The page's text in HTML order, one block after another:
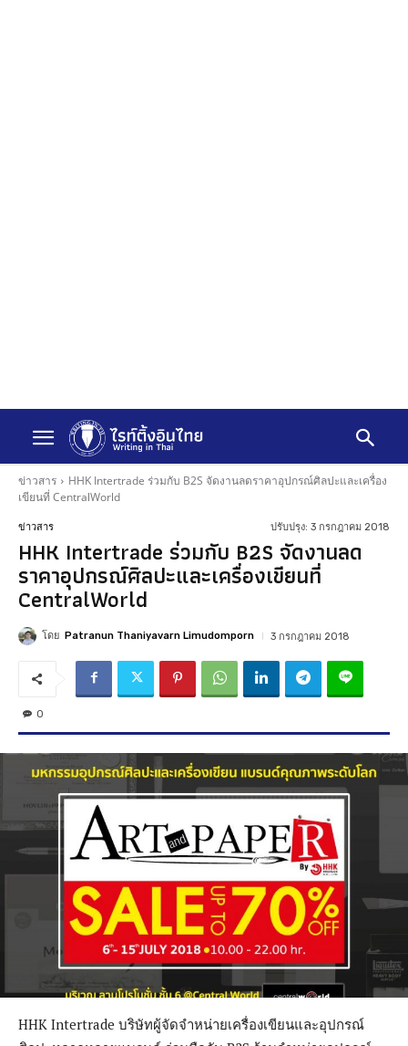
ข่าวสาร
HHK Intertrade ร่วมกับ B2S จัดงานลดราคาอุปกรณ์ศิลปะและเครื่อง
เขียนที่ CentralWorld
ข่าวสาร ปรับปรุง: 3 กรกฎาคม 2018
HHK Intertrade ร่วมกับ B2S จัดงานลด
ราคาอุปกรณ์ศิลปะและเครื่องเขียนที่
CentralWorld
โดย Patranun Thaniyavarn Limudomporn 3 กรกฎาคม 2018
0
HHK Intertrade บริษัทผู้จัดจำหน่ายเครื่องเขียนและอุปกรณ์